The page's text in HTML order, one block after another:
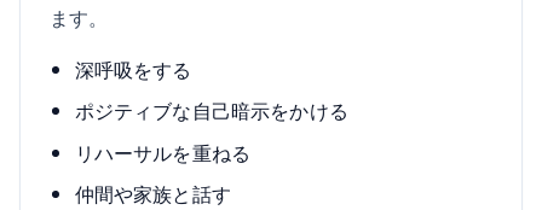
ます。
深呼吸をする
ポジティブな自己暗示をかける
リハーサルを重ねる
仲間や家族と話す